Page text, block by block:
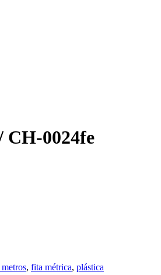
CH-0024fe
, fita métrica, plástica